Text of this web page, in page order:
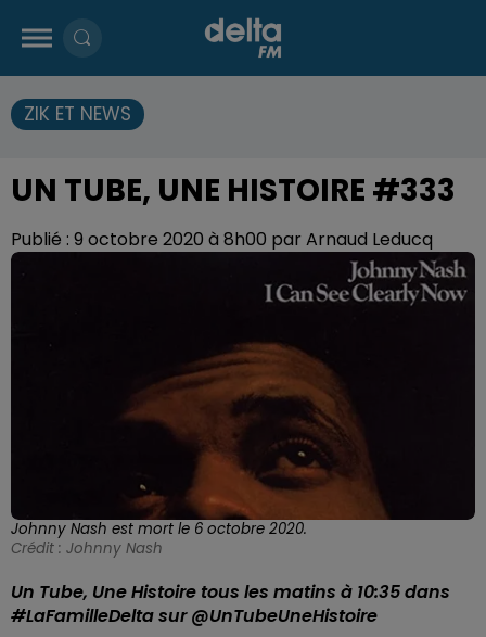
ZIK ET NEWS
UN TUBE, UNE HISTOIRE #333
Publié : 9 octobre 2020 à 8h00 par Arnaud Leducq
Johnny Nash est mort le 6 octobre 2020.
Crédit : Johnny Nash
Un Tube, Une Histoire tous les matins à 10:35 dans
#LaFamilleDelta sur @UnTubeUneHistoire